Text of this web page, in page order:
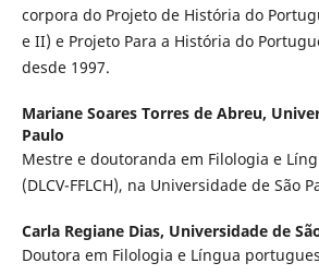
corpora do Projeto de História do
e II) e Projeto Para a História do
desde 1997.
Mariane Soares Torres de Abreu,
Paulo
Mestre e doutoranda em Filologia e
(DLCV-FFLCH), na Universidade de São
Carla Regiane Dias, Universidade de
Doutora em Filologia e Língua